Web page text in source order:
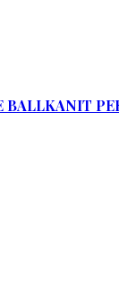
BALLKANIT